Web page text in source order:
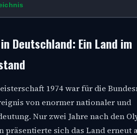
Deutschland: Ein Land im
1974 war für die
von enormer nationaler und
Nur zwei Jahre nach den
präsentierte sich das Land erneut